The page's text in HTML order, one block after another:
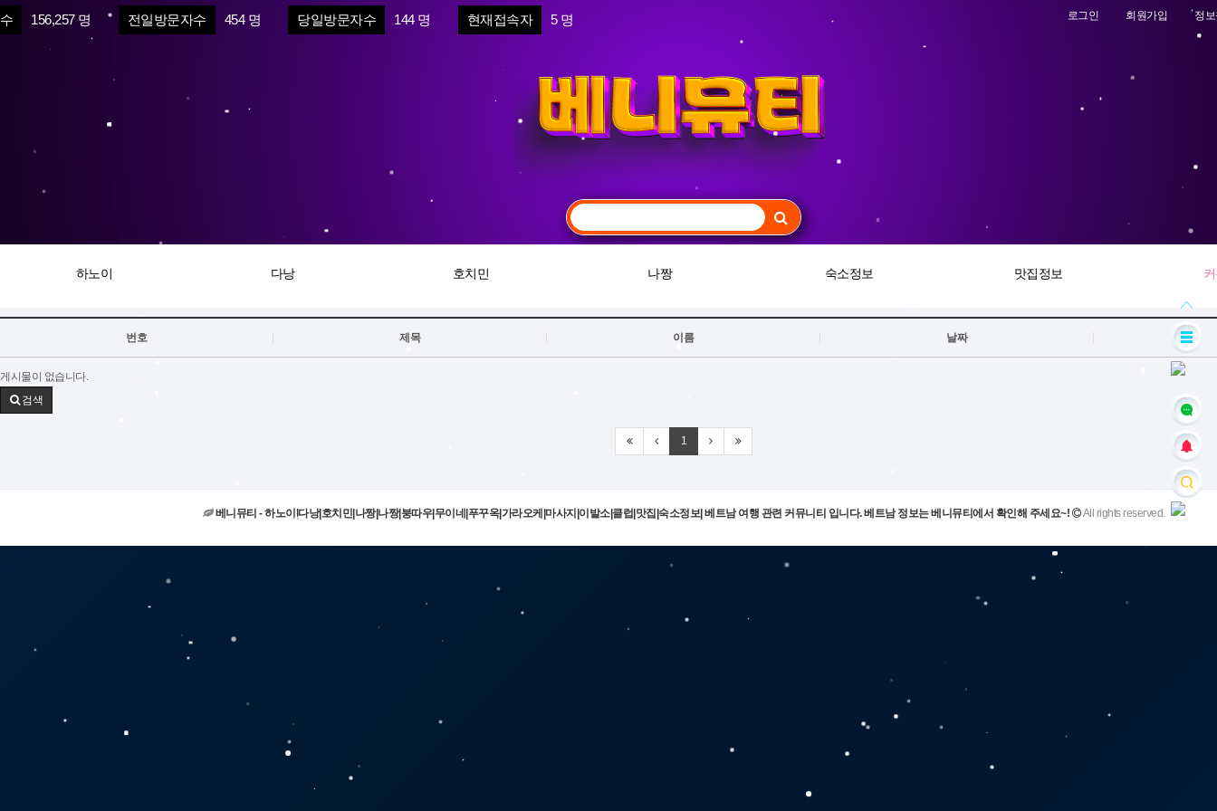
156,257 명 전일방문자수 454 명 당일방문자수 144 명 현재접속자 5 명 로그인 회원가입 정
하노이 다낭 호치민 나짱 숙소정보 맛집정보
번호 제목 이름 날짜
게시물이 없습니다.
검색
1
베니뮤티 - 하노이|다낭|호치민|나짱|나짱|붕따우|무이네|푸꾸옥|가라오케|마사지|이발소|클럽|맛집|숙소정보| 베트남 여행 관련 커뮤니티 입니다. 베트남 정보는 베니뮤티에서 확인해 주세요~! All rights reserved.